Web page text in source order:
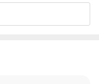
라우드 기업의 자본을
노동을 하고 있다는 사
레스건을 드러낼까?
대복합기업, 테크노스트